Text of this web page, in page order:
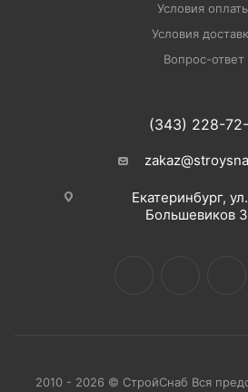
Условия
Условия
Вопрос-ответ
(343) 228-
Екатеринбург,
Большевиков
2010 - 2026 © СтройСнаб Вся